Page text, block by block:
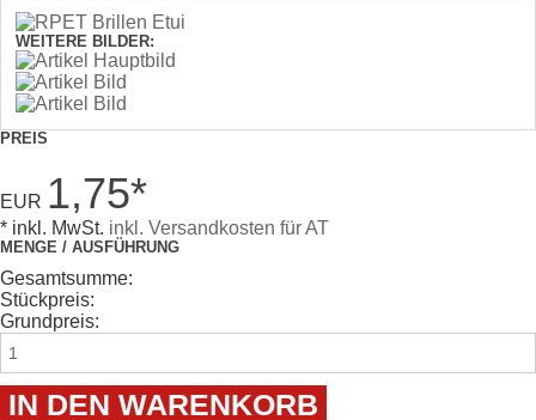
WEITERE BILDER:
PREIS
EUR 1,75*
* inkl. MwSt. inkl. Versandkosten für AT
MENGE / AUSFÜHRUNG
Gesamtsumme:
Stückpreis:
Grundpreis: